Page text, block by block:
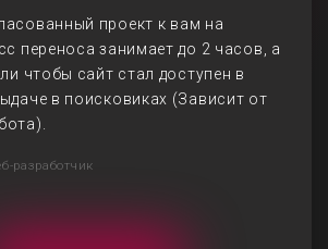
проект к вам на
переноса занимает до 2 часов, а
чтобы сайт стал доступен в
в поисковиках (Зависит от
разработчик